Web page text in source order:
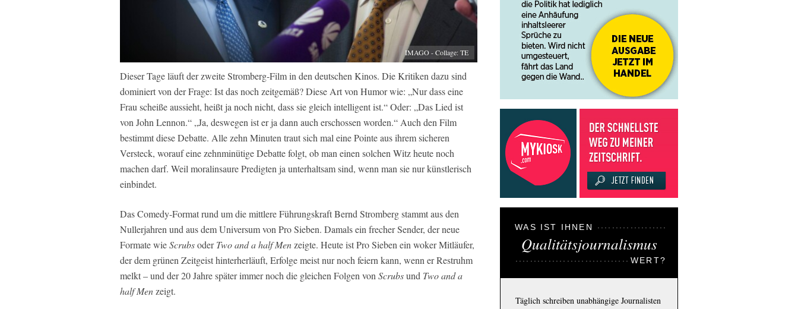
IMAGO - Collage: TE
Dieser Tage läuft der zweite Stromberg-Film in den deutschen Kinos. Die Kritiken dazu sind
dominiert von der Frage: Ist das noch zeitgemäß? Diese Art von Humor wie: „Nur dass eine
Frau scheiße aussieht, heißt ja noch nicht, dass sie gleich intelligent ist.“ Oder: „Das Lied ist
von John Lennon.“ „Ja, deswegen ist er ja dann auch erschossen worden.“ Auch den Film
bestimmt diese Debatte. Alle zehn Minuten traut sich mal eine Pointe aus ihrem sicheren
Versteck, worauf eine zehnminütige Debatte folgt, ob man einen solchen Witz heute noch
machen darf. Weil moralinsaure Predigten ja unterhaltsam sind, wenn man sie nur künstlerisch
einbindet.
Das Comedy-Format rund um die mittlere Führungskraft Bernd Stromberg stammt aus den
Nullerjahren und aus dem Universum von Pro Sieben. Damals ein frecher Sender, der neue
Formate wieScrubsoderTwo and a half Menzeigte. Heute ist Pro Sieben ein woker Mitläufer,
der dem grünen Zeitgeist hinterherläuft, Erfolge meist nur noch feiern kann, wenn er Restruhm
melkt – und der 20 Jahre später immer noch die gleichen Folgen von Scrubsund Two and a
half Menzeigt.
WAS IST IHNEN
Qualitätsjournalismus
WERT?
Täglich schreiben unabhängige Journalisten